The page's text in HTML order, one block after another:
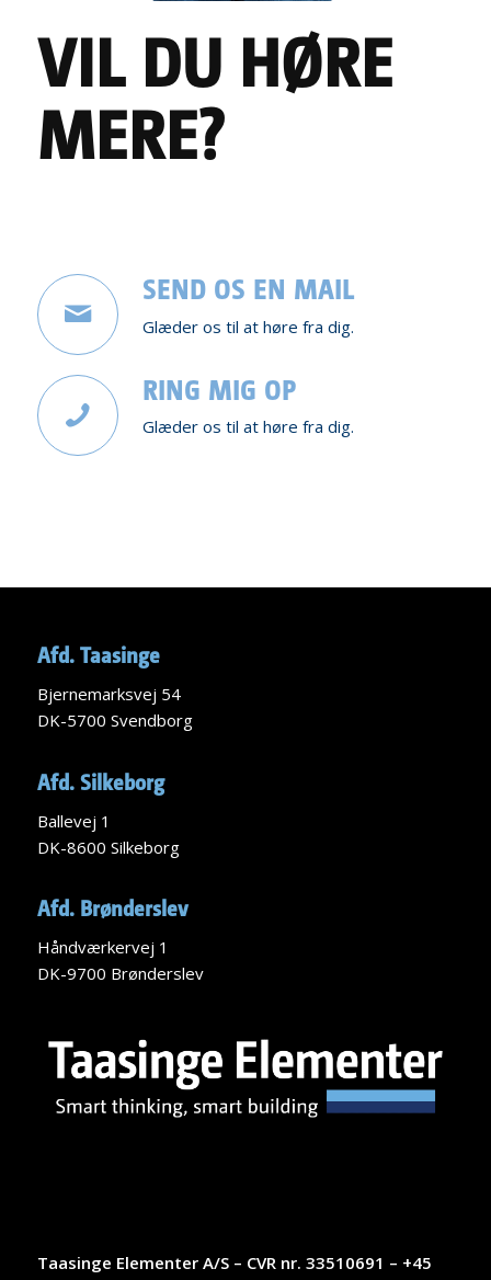
VIL DU HØRE
MERE?
SEND OS EN MAIL
Glæder os til at høre fra dig.
RING MIG OP
Glæder os til at høre fra dig.
Afd. Taasinge
Bjernemarksvej 54
DK-5700 Svendborg
Afd. Silkeborg
Ballevej 1
DK-8600 Silkeborg
Afd. Brønderslev
Håndværkervej 1
DK-9700 Brønderslev
Taasinge Elementer A/S – CVR nr. 33510691 – +45